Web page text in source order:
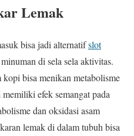
Lemak
bisa jadi alternatifslot
minuman di sela sela aktivitas.
bisa menikan metabolisme
efek semangat pada
dan oksidasi asam
lemak di dalam tubuh bisa